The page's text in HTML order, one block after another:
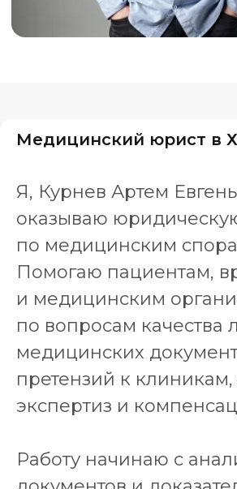
Медицинский юрист в
Я, Курнев Артем
оказываю
по медицинским
Помогаю пациентам,
и медицинским
по вопросам качества
медицинских
претензий к
экспертиз и
Работу начинаю с